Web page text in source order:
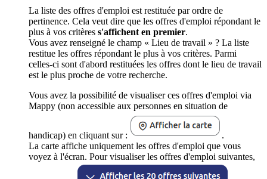
La liste des offres d'emploi est restituée par ordre de
pertinence. Cela veut dire que les offres d'emploi répondant le
plus à vos critères s'affichent en premier.
Vous avez renseigné le champ « Lieu de travail » ? La liste
restitue les offres répondant le plus à vos critères. Parmi
celles-ci sont d'abord restituées les offres dont le lieu de travail
est le plus proche de votre recherche.
Vous avez la possibilité de visualiser ces offres d'emploi via
Mappy (non accessible aux personnes en situation de
handicap) en cliquant sur :
.
La carte affiche uniquement les offres d'emploi que vous
voyez à l'écran. Pour visualiser les offres d'emploi suivantes,